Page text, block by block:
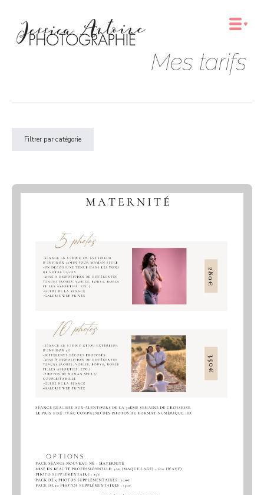
Mes tarifs
Filtrer par catégorie